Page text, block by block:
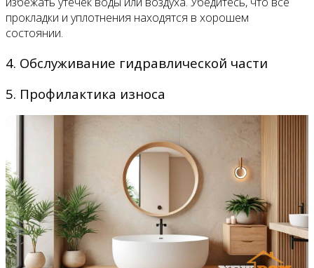
прокладки и уплотнения находятся в хорошем
состоянии.
4. Обслуживание гидравлической части
5. Профилактика износа